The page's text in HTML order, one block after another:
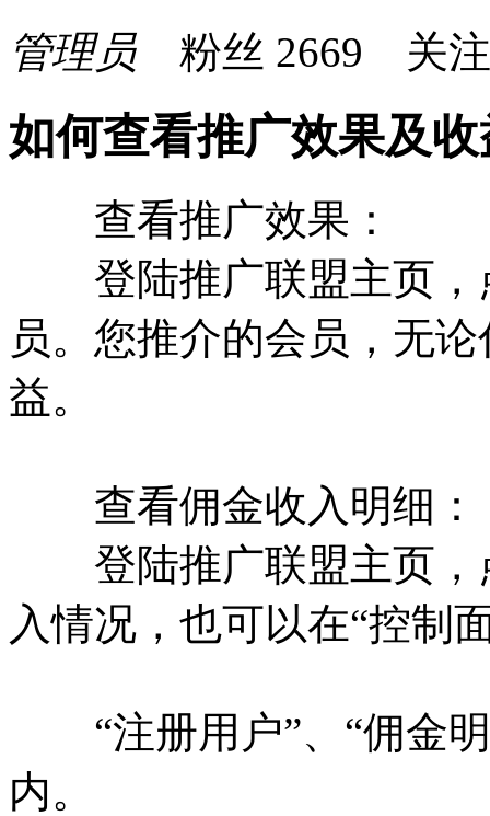
管理员 粉丝 2669 关
如何查看推广效果及
查看推广效果：
登陆推广联盟主页，
员。您推介的会员，无
益。
查看佣金收入明细：
登陆推广联盟主页，
入情况，也可以在“控制
“注册用户”、“佣金明
内。